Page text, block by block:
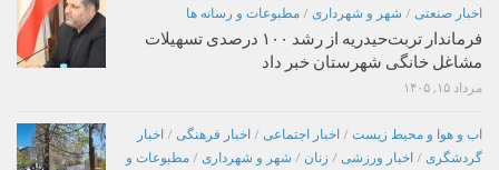
اخبار صنعتی / شهر و شهرداری / مطبوعات و رسانه ها
فرماندار تربت‌حیدریه از رشد ۱۰۰ درصدی تسهیلات
مشاغل خانگی شهرستان خبر داد
مرداد ۱۵, ۱۴۰۵
اب و هوا و محیط زیست / اخبار اجتماعی / اخبار فرهنگی / اخبار
گردشگری / اخبار ورزشی / زنان / شهر و شهرداری / مطبوعات و